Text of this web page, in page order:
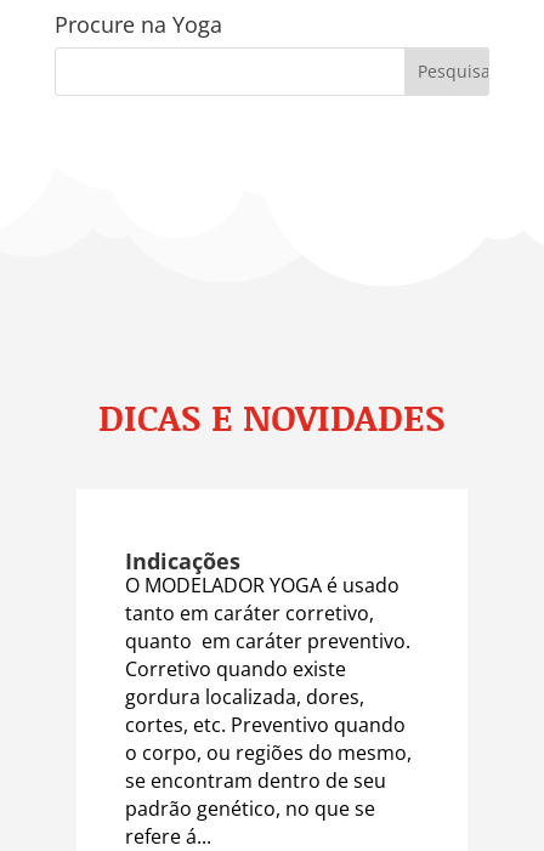
Procure na Yoga
DICAS E NOVIDADES
Indicações
O MODELADOR YOGA é usado
tanto em caráter corretivo,
quanto em caráter preventivo.
Corretivo quando existe
gordura localizada, dores,
cortes, etc. Preventivo quando
o corpo, ou regiões do mesmo,
se encontram dentro de seu
padrão genético, no que se
refere á...